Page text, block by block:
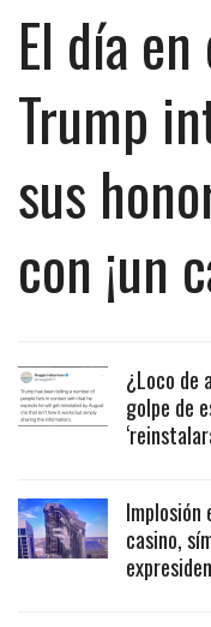
El día
Trump
sus
con ¡un
¿Loco de
golpe de
Implosión
casino,